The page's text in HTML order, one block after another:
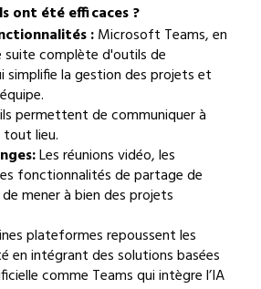
ont été efficaces ?
:Microsoft Teams, en
suite complète d'outils de
simplifie la gestion des projets et
permettent de communiquer à
lieu.
Les réunions vidéo, les
fonctionnalités de partage de
mener à bien des projets
plateformes repoussent les
en intégrant des solutions basées
comme Teams qui intègre l’IA